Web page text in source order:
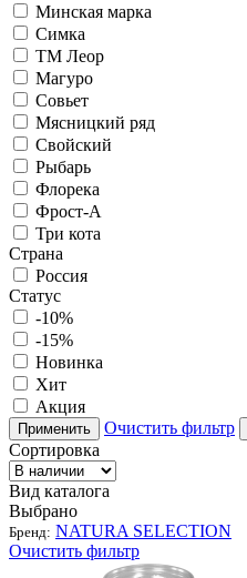
Минская марка
Симка
ТМ Леор
Магуро
Совьет
Мясницкий ряд
Свойский
Рыбарь
Флорека
Фрост-А
Три кота
Страна
Россия
Статус
-10%
-15%
Новинка
Хит
Акция
Применить Очистить фильтр
Сортировка
Вид каталога
Выбрано
Бренд: NATURA SELECTION
Очистить фильтр